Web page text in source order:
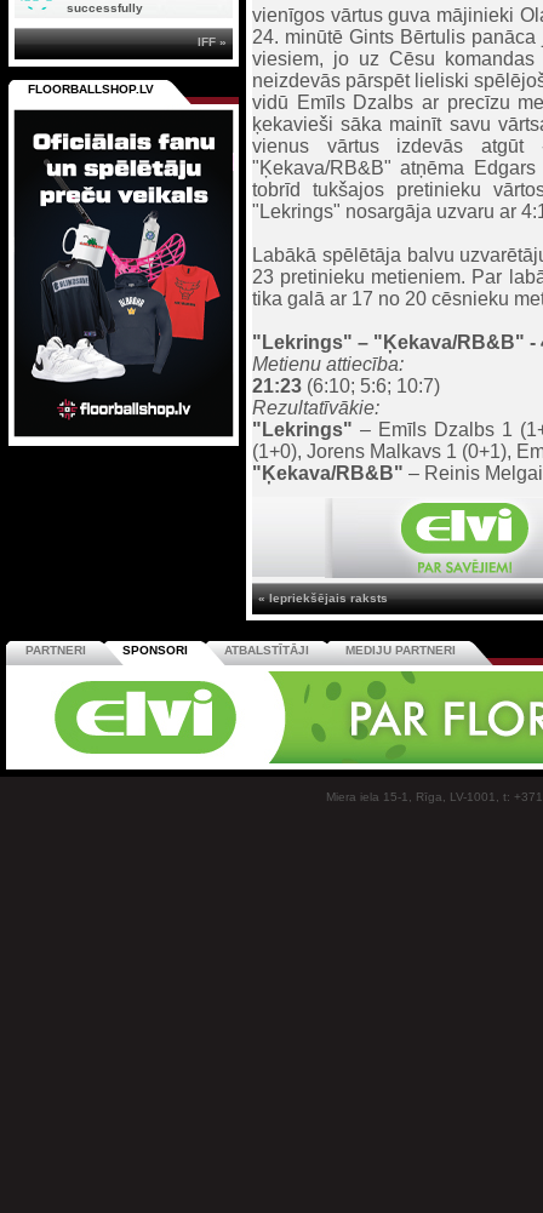
vienīgos vārtus guva mājinieki
24. minūtē Gints Bērtulis
viesiem, jo uz Cēsu komandas
neizdevās pārspēt lieliski
vidū Emīls Dzalbs ar precīzu
ķekavieši sāka mainīt savu
vienus vārtus izdevās atgūt
"Ķekava/RB&B" atņēma
tobrīd tukšajos pretinieku
"Lekrings" nosargāja uzvaru ar
Labākā spēlētāja balvu
23 pretinieku metieniem. Par
tika galā ar 17 no 20 cēsnieku
"Lekrings" – "Ķekava/RB&B" -
Metienu attiecība:
21:23 (6:10; 5:6; 10:7)
Rezultatīvākie:
"Lekrings" – Emīls Dzalbs 1
(1+0), Jorens Malkavs 1 (0+1),
"Ķekava/RB&B" – Reinis
« Iepriekšējais raksts
successfully
IFF »
FLOORBALLSHOP.LV
PARTNERI SPONSORI ATBALSTĪTĀJI MEDIJU PARTNERI
Miera iela 15-1, Rīga, LV-1001, t: